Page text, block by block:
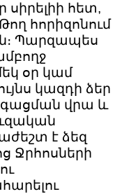
հետ,
հորիզոնում
Պարզապես
օր կամ
կազդի ձեր
վրա և
է ձեզ
Ջրհոսների